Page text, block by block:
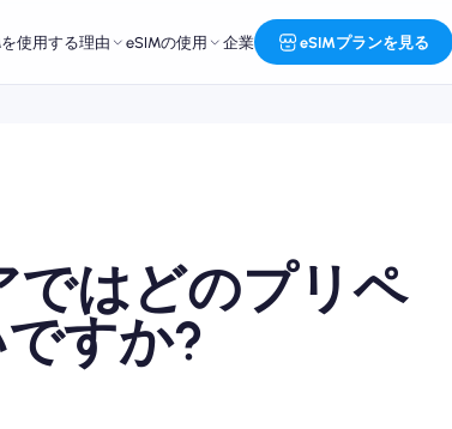
使用する理由 eSIMの使用 企業 eSIMプランを見る
ではどのプリペ
すか?